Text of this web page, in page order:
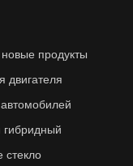
новые продукты
двигателя
гибридный
стекло